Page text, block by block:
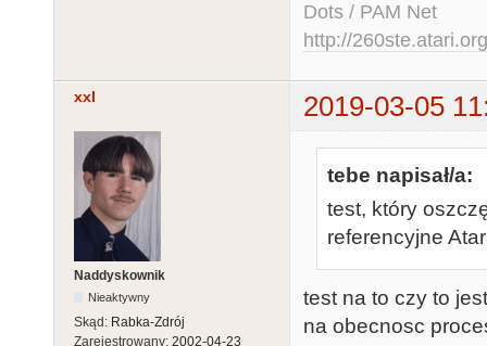
Dots / PAM Net
http://260ste.atari.org
xxl 2019-03-05
Naddyskownik
Nieaktywny
Skąd: Rabka-Zdrój
Zarejestrowany: 2002-04-23
tebe napisał/a:
test, który
referencyjne
test na to czy to
na obecnosc